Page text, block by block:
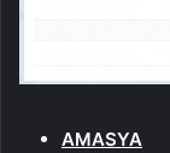
AMASYA